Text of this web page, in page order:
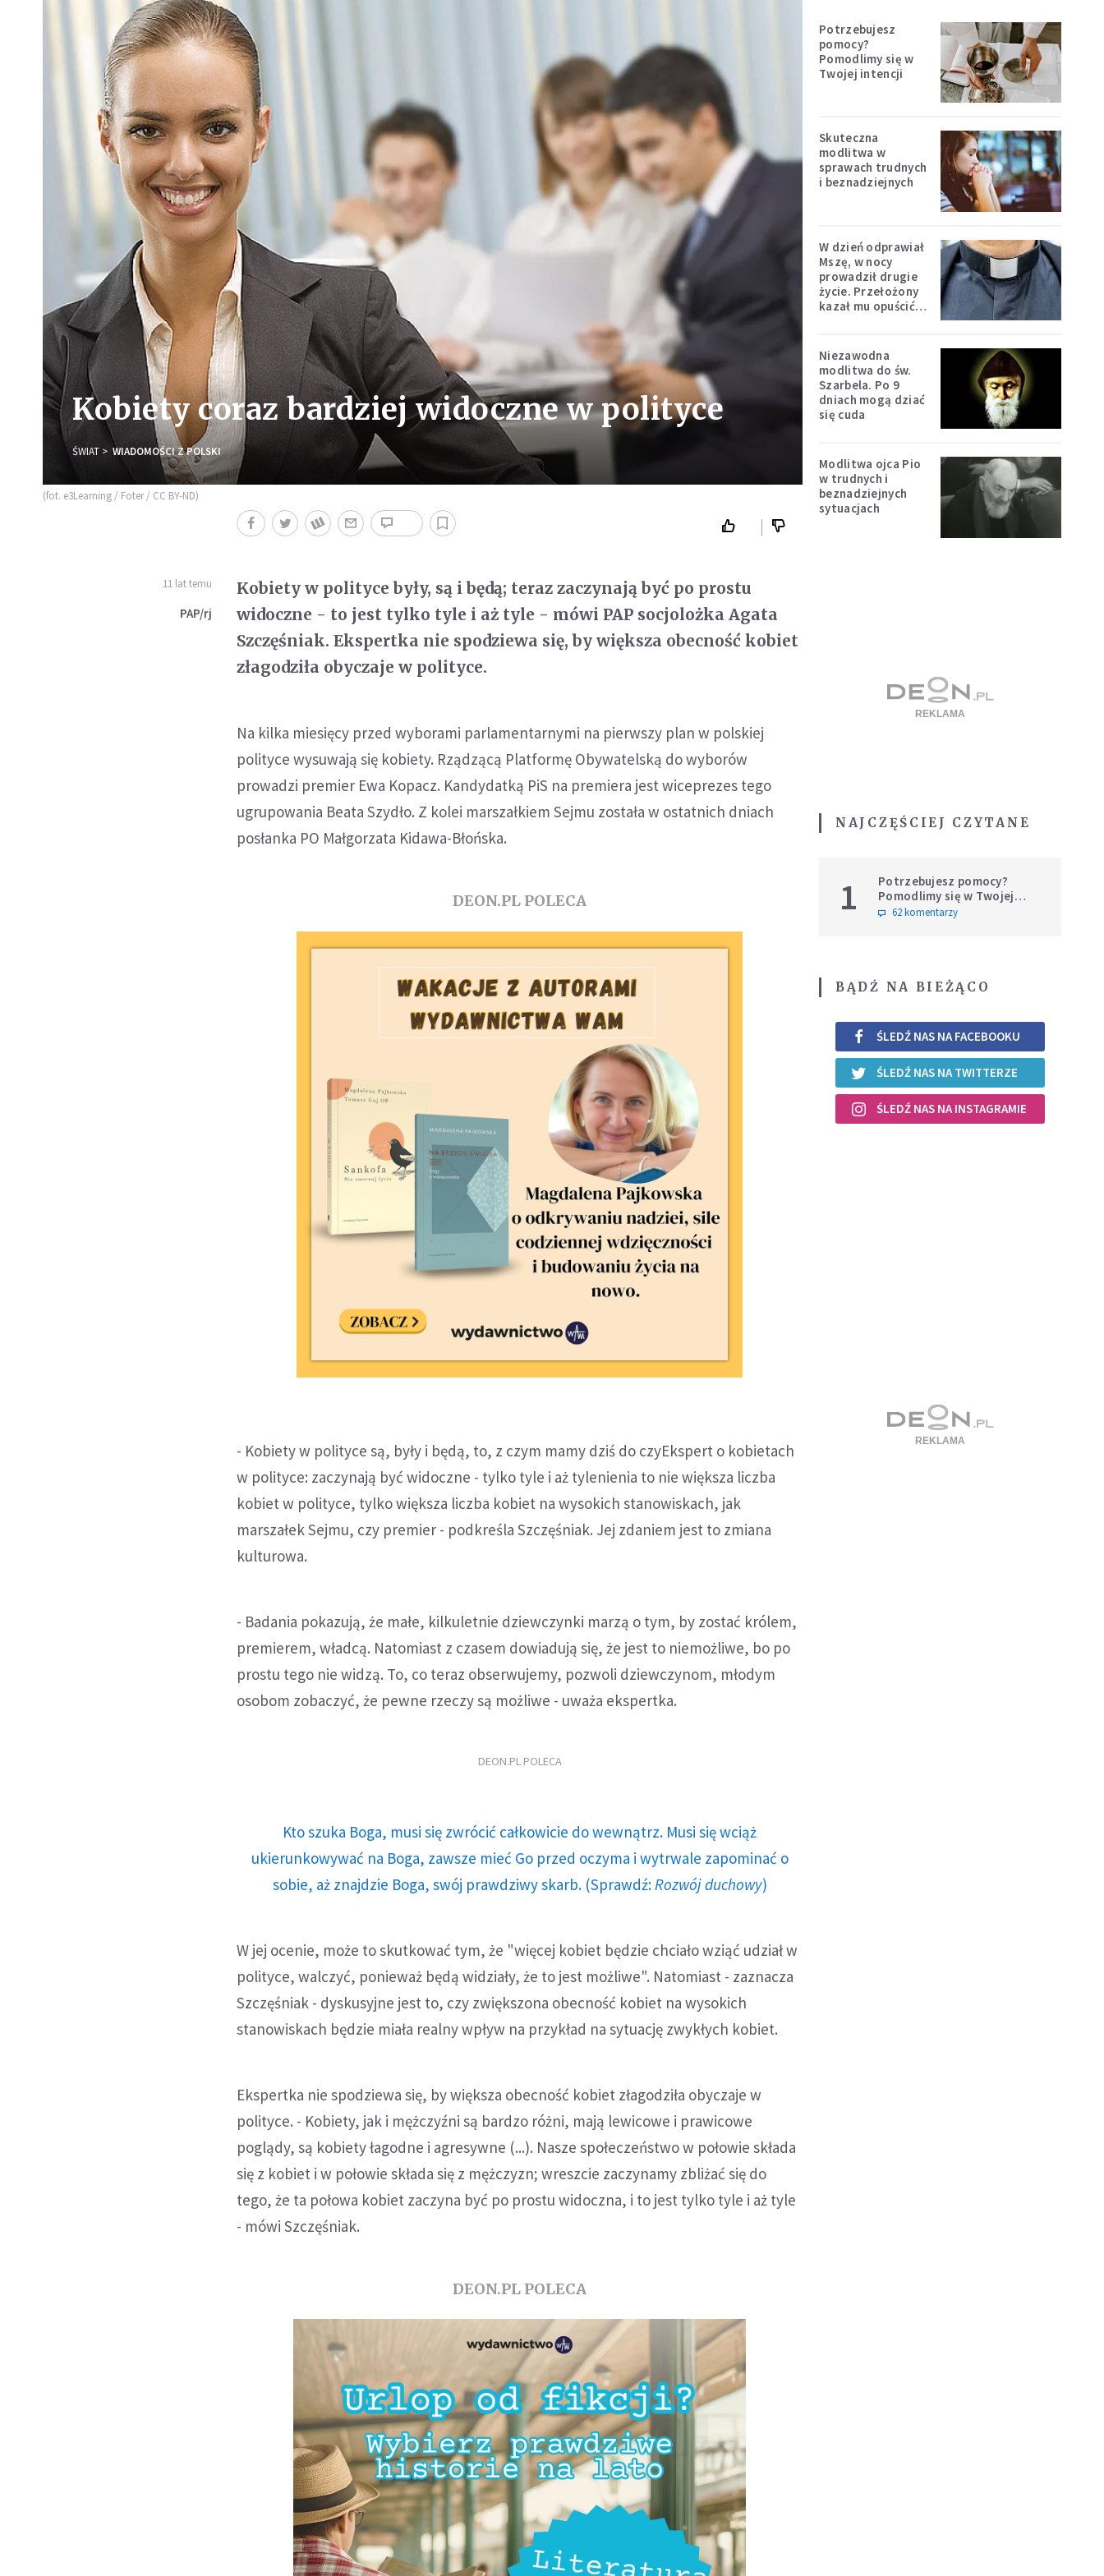
Kobiety coraz bardziej widoczne w polityce
ŚWIAT WIADOMOŚCI Z POLSKI
(fot. e3Learning / Foter / CC BY-ND)
11 lat temu
PAP/rj
Kobiety w polityce były, są i będą; teraz zaczynają być po prostu
widoczne - to jest tylko tyle i aż tyle - mówi PAP socjolożka Agata
Szczęśniak. Ekspertka nie spodziewa się, by większa obecność kobiet
złagodziła obyczaje w polityce.
Na kilka miesięcy przed wyborami parlamentarnymi na pierwszy plan w polskiej
polityce wysuwają się kobiety. Rządzącą Platformę Obywatelską do wyborów
prowadzi premier Ewa Kopacz. Kandydatką PiS na premiera jest wiceprezes tego
ugrupowania Beata Szydło. Z kolei marszałkiem Sejmu została w ostatnich dniach
posłanka PO Małgorzata Kidawa-Błońska.
DEON.PL POLECA
- Kobiety w polityce są, były i będą, to, z czym mamy dziś do czyEkspert o kobietach
w polityce: zaczynają być widoczne - tylko tyle i aż tylenienia to nie większa liczba
kobiet w polityce, tylko większa liczba kobiet na wysokich stanowiskach, jak
marszałek Sejmu, czy premier - podkreśla Szczęśniak. Jej zdaniem jest to zmiana
kulturowa.
- Badania pokazują, że małe, kilkuletnie dziewczynki marzą o tym, by zostać królem,
premierem, władcą. Natomiast z czasem dowiadują się, że jest to niemożliwe, bo po
prostu tego nie widzą. To, co teraz obserwujemy, pozwoli dziewczynom, młodym
osobom zobaczyć, że pewne rzeczy są możliwe - uważa ekspertka.
DEON.PL POLECA
Kto szuka Boga, musi się zwrócić całkowicie do wewnątrz. Musi się wciąż
ukierunkowywać na Boga, zawsze mieć Go przed oczyma i wytrwale zapominać o
sobie, aż znajdzie Boga, swój prawdziwy skarb. (Sprawdź: Rozwój duchowy)
W jej ocenie, może to skutkować tym, że "więcej kobiet będzie chciało wziąć udział w
polityce, walczyć, ponieważ będą widziały, że to jest możliwe". Natomiast - zaznacza
Szczęśniak - dyskusyjne jest to, czy zwiększona obecność kobiet na wysokich
stanowiskach będzie miała realny wpływ na przykład na sytuację zwykłych kobiet.
Ekspertka nie spodziewa się, by większa obecność kobiet złagodziła obyczaje w
polityce. - Kobiety, jak i mężczyźni są bardzo różni, mają lewicowe i prawicowe
poglądy, są kobiety łagodne i agresywne (...). Nasze społeczeństwo w połowie składa
się z kobiet i w połowie składa się z mężczyzn; wreszcie zaczynamy zbliżać się do
tego, że ta połowa kobiet zaczyna być po prostu widoczna, i to jest tylko tyle i aż tyle
- mówi Szczęśniak.
DEON.PL POLECA
Potrzebujesz
pomocy?
Pomodlimy się w
Twojej intencji
Skuteczna
modlitwa w
sprawach trudnych
i beznadziejnych
W dzień odprawiał
Mszę, w nocy
prowadził drugie
życie. Przełożony
kazał mu opuścić
Niezawodna
modlitwa do św.
Szarbela. Po 9
dniach mogą dziać
się cuda
Modlitwa ojca Pio
w trudnych i
beznadziejnych
sytuacjach
NAJCZĘŚCIEJ CZYTANE
1
Potrzebujesz pomocy?
Pomodlimy się w Twojej
intencji
62 komentarzy
BĄDŹ NA BIEŻĄCO
ŚLEDŹ NAS NA FACEBOOKU
ŚLEDŹ NAS NA TWITTERZE
ŚLEDŹ NAS NA INSTAGRAMIE